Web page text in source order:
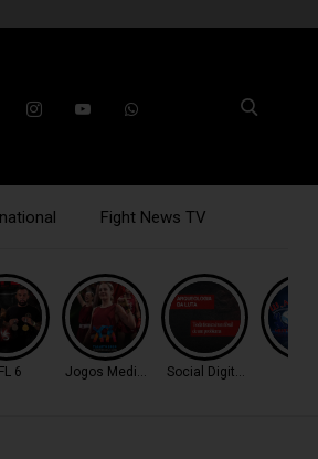
Fight News TV
6 Jogos MediterrâneoSocial Digital Fight